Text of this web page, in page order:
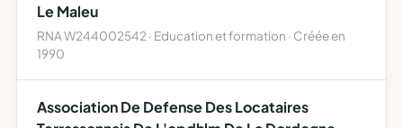
Le Maleu
RNA W244002542 · Education et formation · Créée en
1990
Association De Defense Des Locataires